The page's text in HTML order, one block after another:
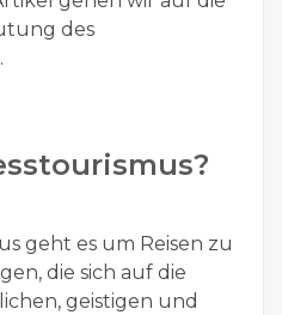
des
geht es um Reisen zu
die sich auf die
geistigen und